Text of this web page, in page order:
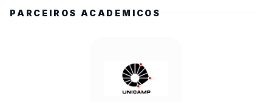
PARCEIROS ACADEMICOS